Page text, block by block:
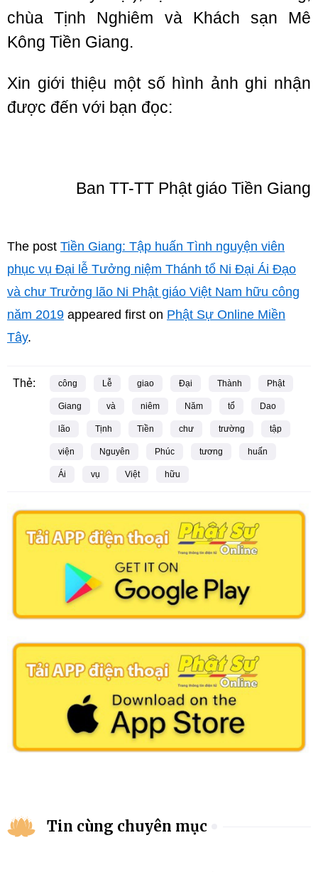
chùa Tịnh Nghiêm và Khách sạn Mê
Kông Tiền Giang.
Xin giới thiệu một số hình ảnh ghi nhận
được đến với bạn đọc:
Ban TT-TT Phật giáo Tiền Giang
The post Tiền Giang: Tập huấn Tình nguyện viên
phục vụ Đại lễ Tưởng niệm Thánh tổ Ni Đại Ái Đạo
và chư Trưởng lão Ni Phật giáo Việt Nam hữu công
năm 2019 appeared first on Phật Sự Online Miền
Tây.
Thẻ: công Lễ giao Đại Thành Phật
Giang và niêm Năm tổ Dao
lão Tịnh Tiền chư trường tập
viện Nguyên Phúc tương huấn
Ái vụ Việt hữu
Tin cùng chuyên mục